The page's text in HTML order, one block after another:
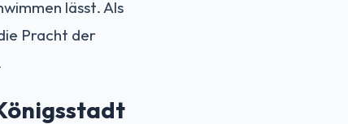
lässt. Als
Pracht der